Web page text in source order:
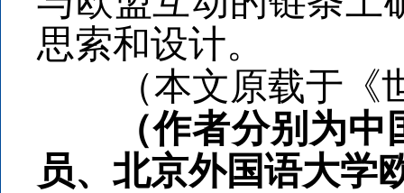
思索和设计。
（本文原载于《世
（作者分别为中国
员、北京外国语大学